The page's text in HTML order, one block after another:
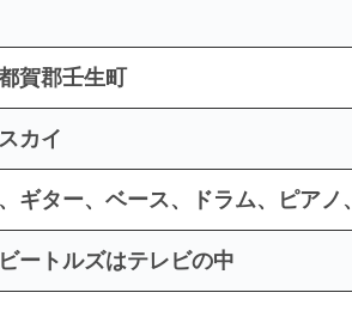
賀郡壬生町
カイ
ギター、ベース、ドラム、ピアノ
ートルズはテレビの中